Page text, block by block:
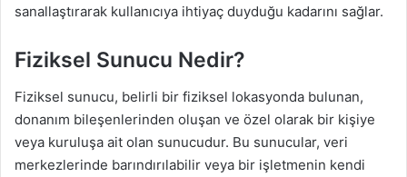
sanallaştırarak kullanıcıya ihtiyaç duyduğu kadarını sağlar.
Fiziksel Sunucu Nedir?
Fiziksel sunucu, belirli bir fiziksel lokasyonda bulunan,
donanım bileşenlerinden oluşan ve özel olarak bir kişiye
veya kuruluşa ait olan sunucudur. Bu sunucular, veri
merkezlerinde barındırılabilir veya bir işletmenin kendi